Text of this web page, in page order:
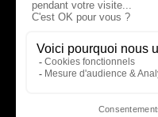
Partenaires